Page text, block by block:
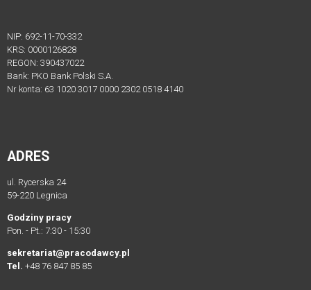
PRACODAWCÓW
POLSKA
MIEDŹ
FORMULARZE
Formularz
zgłoszeniowy
dla
NIP: 692-11-70-332
KRS: 0000126828
REGON: 390437022
Bank: PKO Bank Polski S.A.
Nr konta: 63 1020 3017 0000 2302 0518 4140
ADRES
ul. Rycerska 24
59-220 Legnica
Godziny pracy
Pon. - Pt.: 7:30 - 15:30
sekretariat@pracodawcy.pl
Tel. +48 76 847 85 85